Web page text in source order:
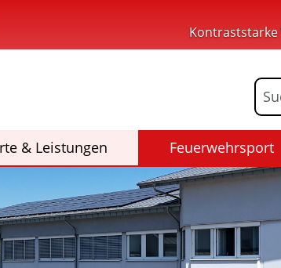
Kontraststarke
& Leistungen(Aktiv) Feuerwehrsport